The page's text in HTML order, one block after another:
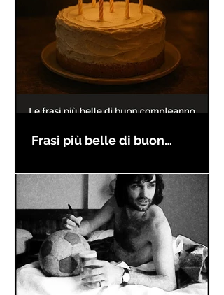
Frasi più belle di buon